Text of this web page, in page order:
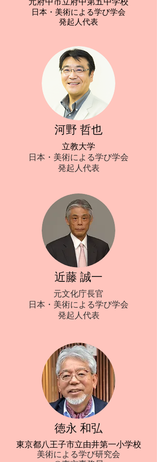
日本・美術による学び学会
​発起人代表
​河野 哲也
立教大学
日本・美術による学び学会
​発起人代表
近藤 誠一
元文化庁長官
日本・美術による学び学会
​発起人代表
​徳永 和弘
東京都八王子市立由井第一小学校
美術による学び研究会